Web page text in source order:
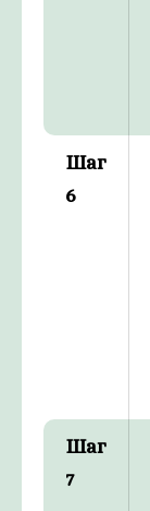
Шаг
6
Шаг
7